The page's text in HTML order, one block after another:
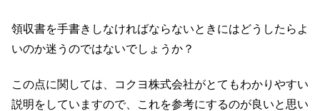
領収書を手書きしなければならないときにはどうしたらよ
いのか迷うのではないでしょうか？
この点に関しては、コクヨ株式会社がとてもわかりやすい
説明をしていますので、これを参考にするのが良いと思い